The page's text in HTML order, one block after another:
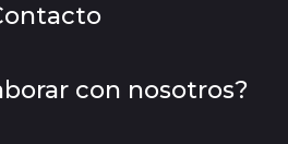
con nosotros?